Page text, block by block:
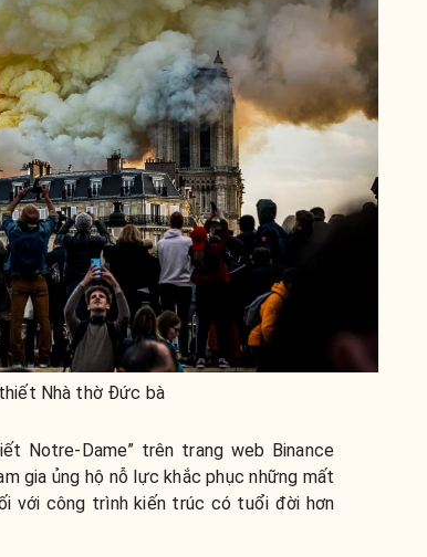
Nhà thờ Đức bà
Notre-Dame” trên trang web Binance
gia ủng hộ nỗ lực khắc phục những mất
với công trình kiến trúc có tuổi đời hơn